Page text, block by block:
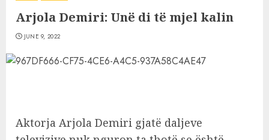
Arjola Demiri: Unë di të mjel kalin
JUNE 9, 2022
Aktorja Arjola Demiri gjatë daljeve